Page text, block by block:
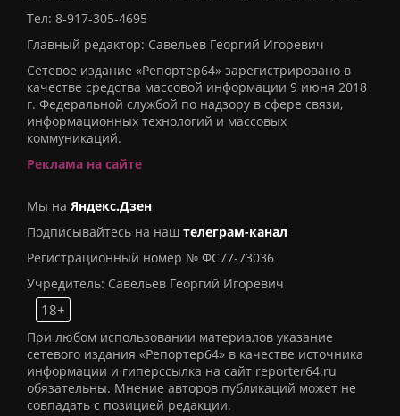
Тел: 8-917-305-4695
Главный редактор: Савельев Георгий Игоревич
Сетевое издание «Репортер64» зарегистрировано в
качестве средства массовой информации 9 июня 2018
г. Федеральной службой по надзору в сфере связи,
информационных технологий и массовых
коммуникаций.
Реклама на сайте
Мы на Яндекс.Дзен
Подписывайтесь на наш телеграм-канал
Регистрационный номер № ФС77-73036
Учредитель: Савельев Георгий Игоревич
18+
При любом использовании материалов указание
сетевого издания «Репортер64» в качестве источника
информации и гиперссылка на сайт reporter64.ru
обязательны. Мнение авторов публикаций может не
совпадать с позицией редакции.